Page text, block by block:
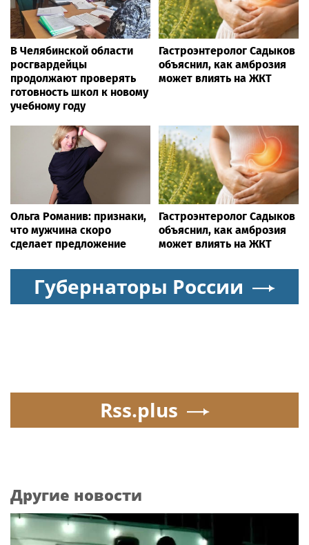
В Челябинской области
росгвардейцы
продолжают проверять
готовность школ к новому
учебному году
Гастроэнтеролог Садыков
объяснил, как амброзия
может влиять на ЖКТ
Ольга Романив: признаки,
что мужчина скоро
сделает предложение
Гастроэнтеролог Садыков
объяснил, как амброзия
может влиять на ЖКТ
Губернаторы России
Rss.plus
Другие новости